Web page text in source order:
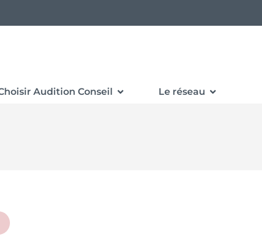
Audition Conseil Le réseau